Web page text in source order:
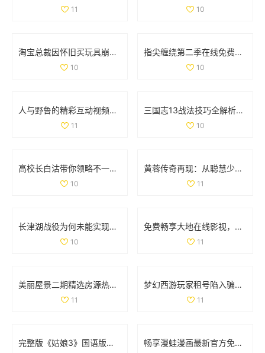
11 10
淘宝总裁因怀旧买玩具崩溃哭泣引发热议
10
指尖缠绕第二季在线免费观看，感受爱情与命运的交织
10
人与野鲁的精彩互动视频完整版分享与讨论
11
三国志13战法技巧全解析：全面掌握战法使用策略与方法
10
高校长白沽带你领略不一样的校园人生与冒险之旅
10
黄蓉传奇再现：从聪慧少女到武林女侠的成长之路
11
长津湖战役为何未能实现全歼敌军的深度解析
10
免费畅享大地在线影视，随时随地观看热门影片
11
美丽屋景二期精选房源热销中，抓住机会买房吧
11
梦幻西游玩家租号陷入骗局 CBG应优化租赁功能保障权益
11
完整版《姑娘3》国语版在线免费观看的最新资源分享 畅享漫蛙漫画最新官方免费版下载安装体验攻略